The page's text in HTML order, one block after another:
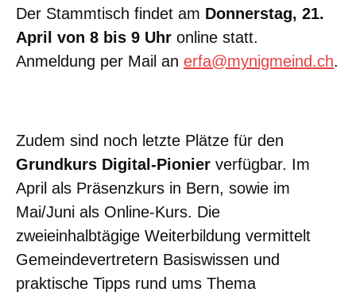
Der Stammtisch findet am Donnerstag, 21.
April von 8 bis 9 Uhr online statt.
Anmeldung per Mail an erfa@mynigmeind.ch.
Zudem sind noch letzte Plätze für den
Grundkurs Digital-Pionier verfügbar. Im
April als Präsenzkurs in Bern, sowie im
Mai/Juni als Online-Kurs. Die
zweieinhalbtägige Weiterbildung vermittelt
Gemeindevertretern Basiswissen und
praktische Tipps rund ums Thema